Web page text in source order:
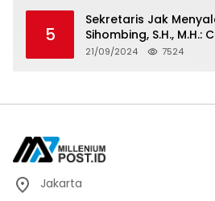
Standar Baru untuk
Saja
5
Sekretaris Jak
Sihombing, S.H.,
DKI Jakarta Pramono
21/09/2024 7524
Jakarta